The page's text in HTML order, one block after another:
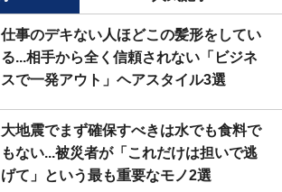
仕事のデキない人ほどこの髪形をしてい
る...相手から全く信頼されない「ビジネ
スで一発アウト」ヘアスタイル3選
大地震でまず確保すべきは水でも食料で
もない...被災者が「これだけは担いで逃
げて」という最も重要なモノ2選